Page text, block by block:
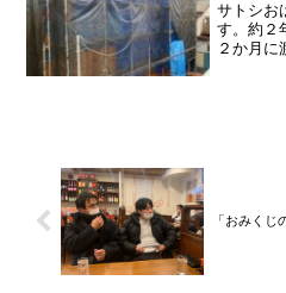
サトシお
す。約２
２か月に
「おみくじ